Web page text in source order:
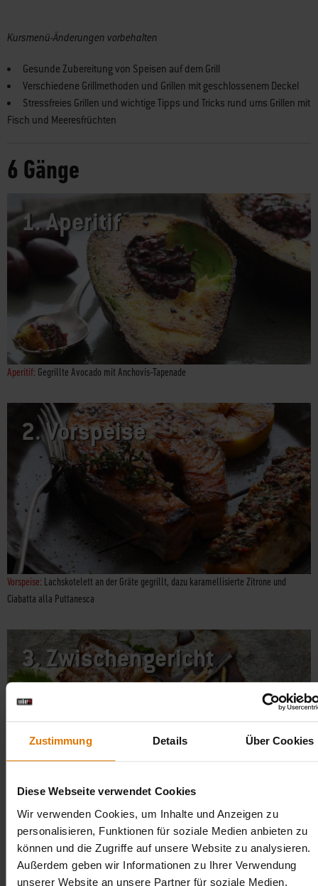
Zustimmung Details Über Cookies
Diese Webseite verwendet Cookies
Wir verwenden Cookies, um Inhalte und Anzeigen zu
personalisieren, Funktionen für soziale Medien anbieten zu
können und die Zugriffe auf unsere Website zu analysieren.
Außerdem geben wir Informationen zu Ihrer Verwendung
unserer Website an unsere Partner für soziale Medien,
Kursmenü-Änderungen vorbehalten
Gesunde Zubereitung von Speisen auf dem Grill
Verschiedene Grillmethoden und Grillen mit geschlossenem Deckel
Stressfreies Grillen und wichtige Tipps und Tricks rund ums Grillen mit
Fisch und Meeresfrüchten
6 Gänge
1.Aperitif
Aperitif: Gegrillte Avocado mit Anchovis-Tapenade
2.Vorspeise
Vorspeise: Lachskotelett an der Gräte gegrillt, dazu karamellisierte Zitrone und
Ciabatta alla Puttanesca
3.Zwischengericht
Zwischengericht: Forellenfilet in Teriyaki-Marinade mit asiatischem Rettichsalat
4.Hauptgang